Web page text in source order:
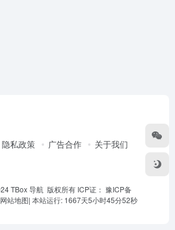
隐私政策 广告合作 关于我们
TBox 导航 版权所有 ICP证： 豫ICP备
网站地图| 本站运行: 1667天5小时45分52秒